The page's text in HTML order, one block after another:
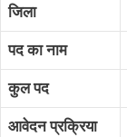
जिला
पद का नाम
कुल पद
आवेदन प्रक्रिया